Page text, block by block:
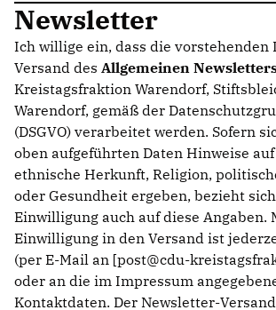
Newsletter
Ich willige ein, dass die vorstehenden
Versand des Allgemeinen
Kreistagsfraktion Warendorf,
Warendorf, gemäß der
(DSGVO) verarbeitet werden. Sofern
oben aufgeführten Daten Hinweise
ethnische Herkunft, Religion,
oder Gesundheit ergeben, bezieht
Einwilligung auch auf diese Angaben.
Einwilligung in den Versand ist
(per E-Mail an [post@cdu-
oder an die im Impressum
Kontaktdaten. Der Newsletter-